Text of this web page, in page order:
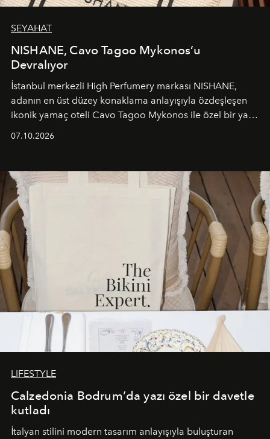
SEYAHAT
NISHANE, Cavo Tagoo Mykonos’u
Devralıyor
İstanbul merkezli High Perfumery markası NISHANE,
adanın en üst düzey konaklama anlayışıyla özdeşleşen
ikonik yamaç oteli Cavo Tagoo Mykonos ile özel bir yaz
buluşturarak markanın Cavo Tagoo’daki varlığını
sürükleyici ve mevsime özel bir deneyime dönüştürüyor.
07.10.2026
LIFESTYLE
Calzedonia Bodrum’da yazı özel bir davetle
kutladı
İtalyan stilini modern tasarım anlayışıyla buluşturan